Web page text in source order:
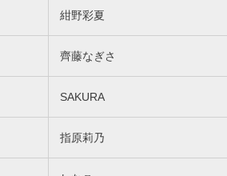
紺野彩夏
齊藤なぎさ
SAKURA
指原莉乃